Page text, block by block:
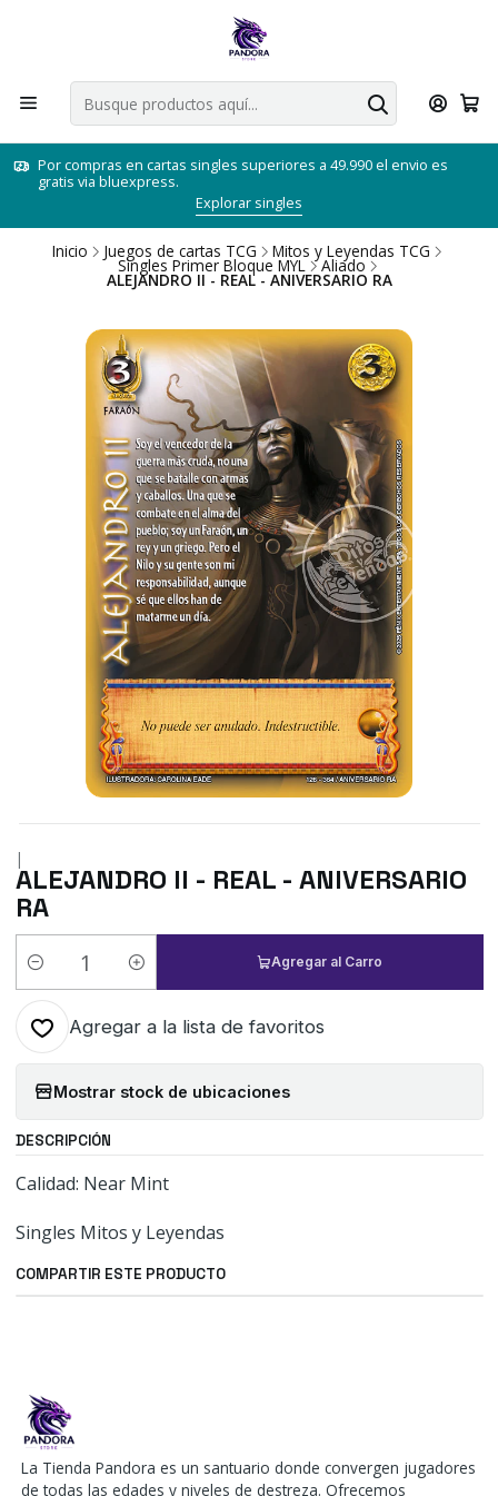
Por compras en cartas singles superiores a 49.990 el envio es
gratis via bluexpress.
Explorar singles
Inicio Juegos de cartas TCG Mitos y Leyendas TCG
Singles Primer Bloque MYL Aliado
ALEJANDRO II - REAL - ANIVERSARIO RA
|
ALEJANDRO II - REAL - ANIVERSARIO
RA
Cantidad
Agregar al Carro
Agregar a la lista de favoritos
Mostrar stock de ubicaciones
DESCRIPCIÓN
Calidad: Near Mint
Singles Mitos y Leyendas
COMPARTIR ESTE PRODUCTO
La Tienda Pandora es un santuario donde convergen jugadores
de todas las edades y niveles de destreza. Ofrecemos